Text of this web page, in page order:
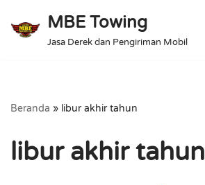
Lompat
MBE Towing
Jasa Derek dan Pengiriman Mobil
Beranda » libur akhir tahun
libur akhir tahun